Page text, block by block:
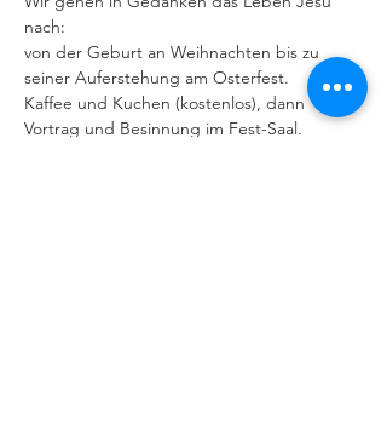
nach:
von der Geburt an Weihnachten bis zu
seiner Auferstehung am Osterfest.
Kaffee und Kuchen (kostenlos), dann
Vortrag und Besinnung im Fest-Saal.